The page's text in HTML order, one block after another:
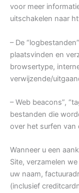
voor meer
uitschakelen naar
– De
plaatsvinden en
browsertype,
verwijzende/
– Web beacons”,
bestanden die
over het surfen van
Wanneer u een
Site, verzamelen
uw naam,
(inclusief